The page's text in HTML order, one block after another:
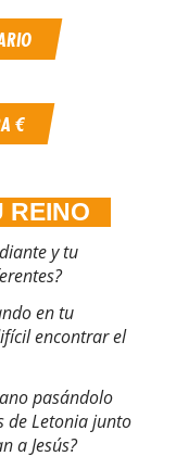
€
REINO
y tu
en tu
encontrar el
pasándolo
de Letonia junto
a Jesús?